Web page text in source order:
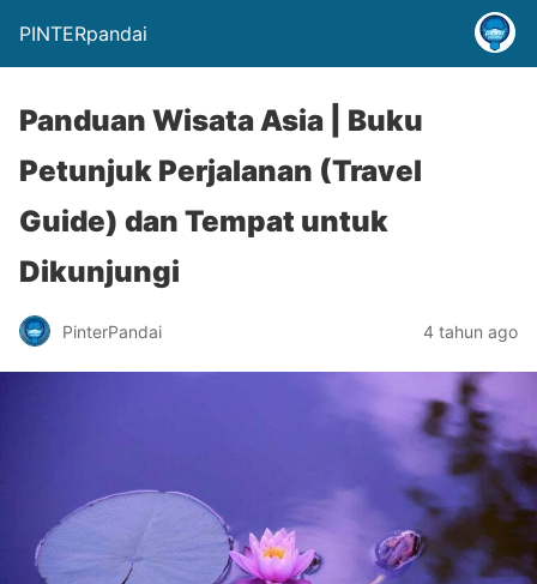
PINTERpandai
Panduan Wisata Asia | Buku
Petunjuk Perjalanan (Travel
Guide) dan Tempat untuk
Dikunjungi
PinterPandai 4 tahun ago